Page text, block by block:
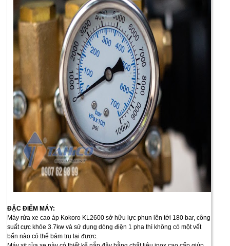
ĐẶC ĐIỂM MÁY:
Máy rửa xe cao áp Kokoro KL2600 sở hữu lực phun lên tới 180 bar, công
suất cực khỏe 3.7kw và sử dụng dòng điện 1 pha thì không có một vết
bẩn nào có thể bám trụ lại được.